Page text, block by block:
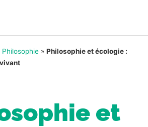
Philosophie » Philosophie et écologie :
et